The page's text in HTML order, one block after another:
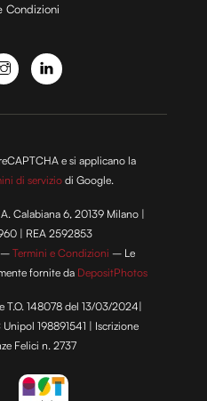
o
Condizioni
e si applicano la
di serviziodi Google.
Calabiana 6, 20139 Milano |
| REA 2592853
–Termini e Condizioni – Le
fornite da DepositPhotos
T.O. 148078 del 13/03/2024|
Unipol 198891541 | Iscrizione
Felici n. 2737